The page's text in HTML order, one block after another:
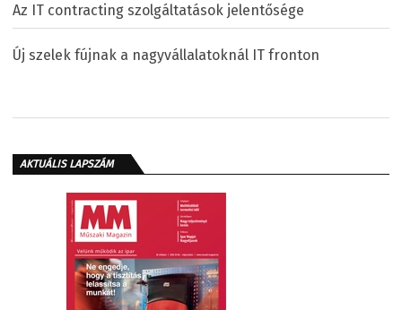
Az IT contracting szolgáltatások jelentősége
Új szelek fújnak a nagyvállalatoknál IT fronton
AKTUÁLIS LAPSZÁM